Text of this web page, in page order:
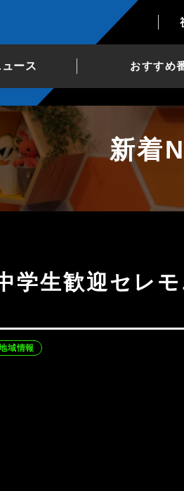
ース おすすめ
新着
域情報